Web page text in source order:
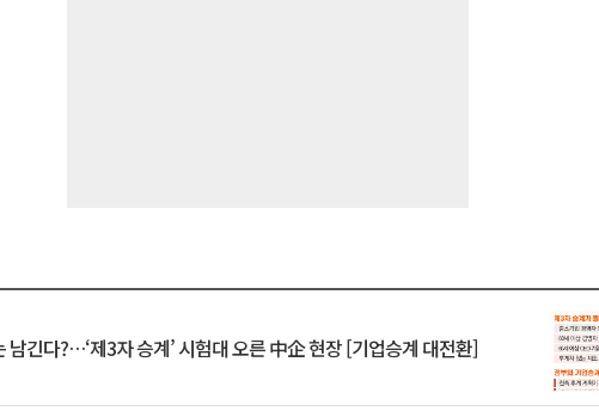
남긴다?…‘제3자 승계’ 시험대 오른 中企 현장 [기업승계 대전환]